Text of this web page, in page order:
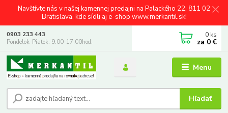
Navštívte nás v našej kamennej predajni na Palackého 22, 811 02
Bratislava, kde sídli aj e-shop www.merkantil.sk!
Menu
Hľadať
0903 233 443
Pondelok-Piatok: 9.00-17.00hod.
0 ks
za 0 €